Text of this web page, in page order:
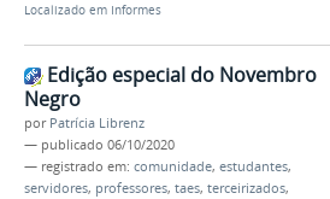
Localizado em Informes
Edição especial do Novembro
Negro
por Patrícia Librenz
— publicado 06/10/2020
— registrado em: comunidade, estudantes,
servidores, professores, taes, terceirizados,